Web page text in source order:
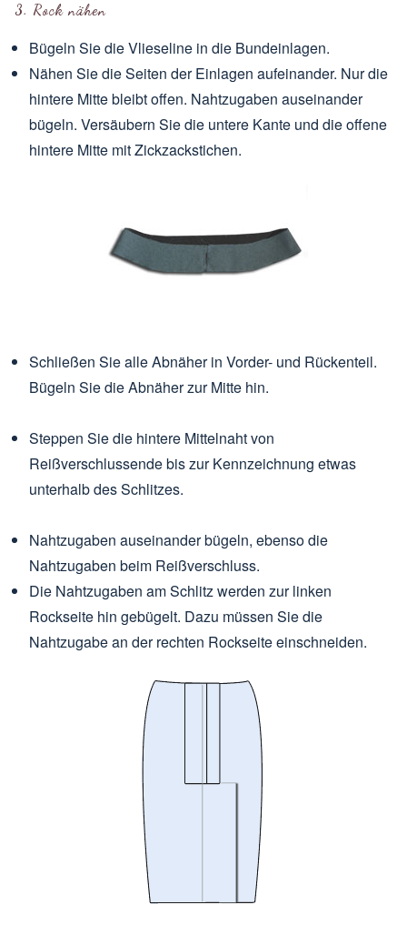
3. Rock nähen
Bügeln Sie die Vlieseline in die Bundeinlagen.
Nähen Sie die Seiten der Einlagen aufeinander. Nur die
hintere Mitte bleibt offen. Nahtzugaben auseinander
bügeln. Versäubern Sie die untere Kante und die offene
hintere Mitte mit Zickzackstichen.
Schließen Sie alle Abnäher in Vorder- und Rückenteil.
Bügeln Sie die Abnäher zur Mitte hin.
Steppen Sie die hintere Mittelnaht von
Reißverschlussende bis zur Kennzeichnung etwas
unterhalb des Schlitzes.
Nahtzugaben auseinander bügeln, ebenso die
Nahtzugaben beim Reißverschluss.
Die Nahtzugaben am Schlitz werden zur linken
Rockseite hin gebügelt. Dazu müssen Sie die
Nahtzugabe an der rechten Rockseite einschneiden.